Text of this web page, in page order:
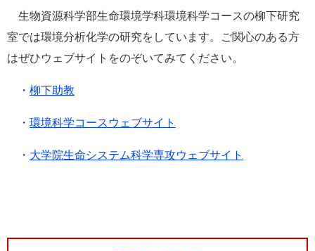
生物資源科学部生命環境学科環境科学コースの柳下研究
室では環境分析化学の研究をしています。ご関心のある方
はぜひウェブサイトをのぞいてみてください。
・ 柳下助教
・ 環境科学コースウェブサイト
・ 大学院生命システム科学専攻ウェブサイト